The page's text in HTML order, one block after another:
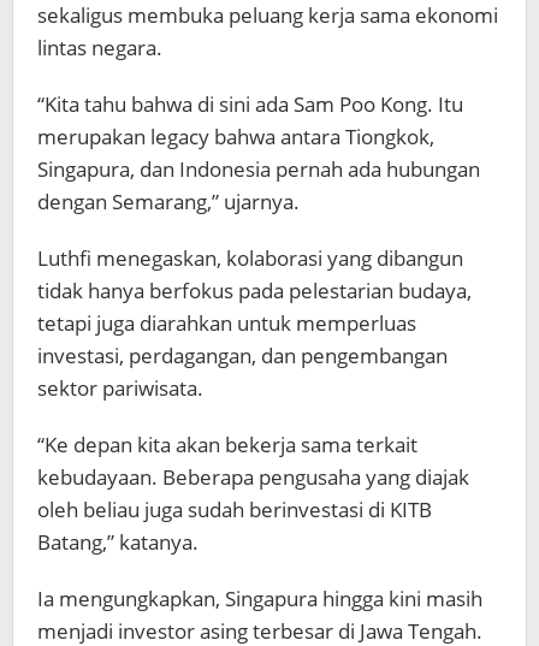
sekaligus membuka peluang kerja sama ekonomi
lintas negara.
“Kita tahu bahwa di sini ada Sam Poo Kong. Itu
merupakan legacy bahwa antara Tiongkok,
Singapura, dan Indonesia pernah ada hubungan
dengan Semarang,” ujarnya.
Luthfi menegaskan, kolaborasi yang dibangun
tidak hanya berfokus pada pelestarian budaya,
tetapi juga diarahkan untuk memperluas
investasi, perdagangan, dan pengembangan
sektor pariwisata.
“Ke depan kita akan bekerja sama terkait
kebudayaan. Beberapa pengusaha yang diajak
oleh beliau juga sudah berinvestasi di KITB
Batang,” katanya.
Ia mengungkapkan, Singapura hingga kini masih
menjadi investor asing terbesar di Jawa Tengah.